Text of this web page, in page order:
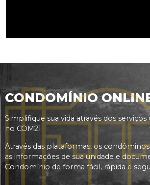
CONDOMÍNIO
Simplifique sua vida através dos
no COM21.
Através das plataformas, os
as informações de sua unidade e
Condomínio de forma fácil, rápida e